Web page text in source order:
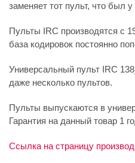
заменяет тот пульт, что был
Пульты IRC производятся с
база кодировок постоянно
Универсальный пульт IRC
даже несколько пультов.
Пульты выпускаются в
Гарантия на данный товар 1
Ссылка на страницу